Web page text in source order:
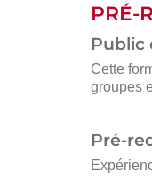
PRÉ-
Public
Cette
groupes
Pré-